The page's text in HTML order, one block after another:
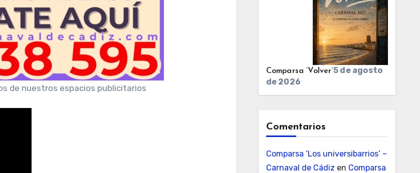
de nuestros espacios publicitarios
Comparsa ‘Volver’5 de agosto
de 2026
Comentarios
Comparsa ‘Los universibarrios’ –
Carnaval de Cádiz en Comparsa